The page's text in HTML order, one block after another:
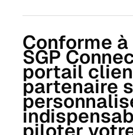
Conforme à
SGP
portail
partenaire